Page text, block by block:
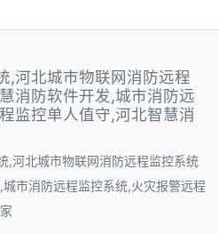
,河北城市物联网消防远程
消防软件开发,城市消防远
监控单人值守,河北智慧消
,河北城市物联网消防远程监控系统
市消防远程监控系统,火灾报警远程